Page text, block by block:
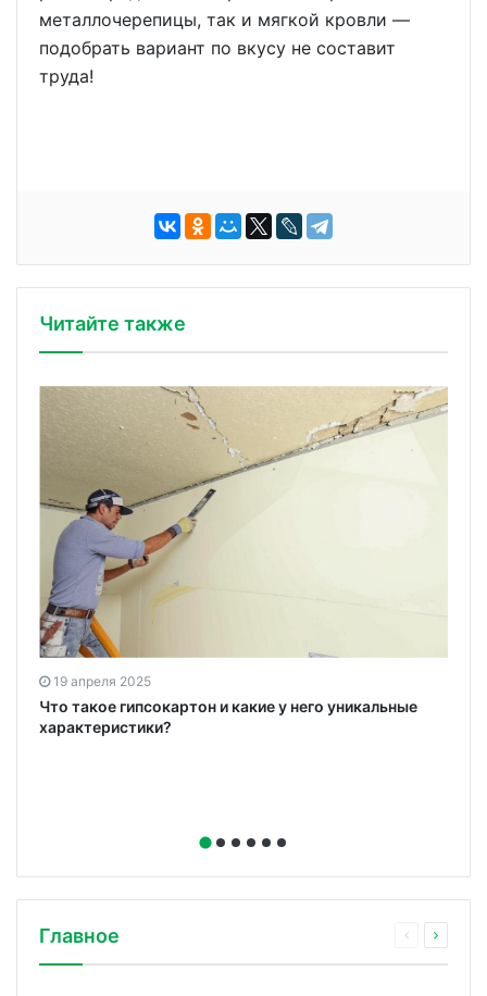
металлочерепицы, так и мягкой кровли —
подобрать вариант по вкусу не составит
труда!
Читайте также
19 апреля 2025
Что такое гипсокартон и какие у него уникальные
характеристики?
Главное